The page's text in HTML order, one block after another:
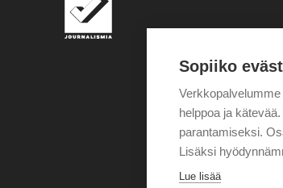
Sopiiko
helppoa ja
parantamiseksi.
Lisäksi
Lue lisää